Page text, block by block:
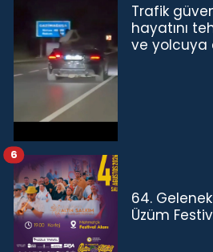
Trafik
hayatını
ve yolcuya
64.
Üzüm
6